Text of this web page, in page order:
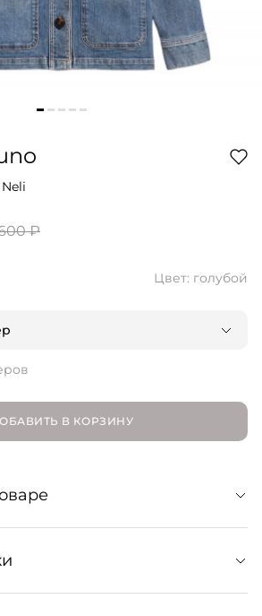
₽
Цвет: голубой
В КОРЗИНУ
с эффектом потертостей.
с деталями в виде
и контрастной строчки